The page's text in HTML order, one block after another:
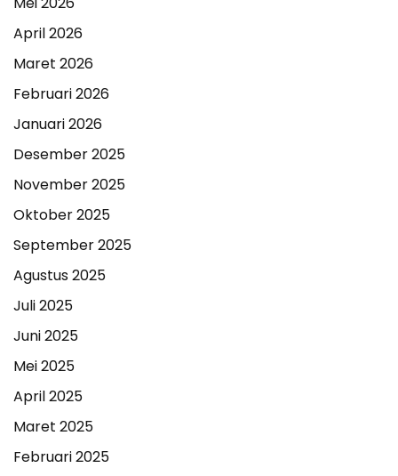
April 2026
Maret 2026
Februari 2026
Januari 2026
Desember 2025
November 2025
Oktober 2025
September 2025
Agustus 2025
Juli 2025
Juni 2025
Mei 2025
April 2025
Maret 2025
Februari 2025